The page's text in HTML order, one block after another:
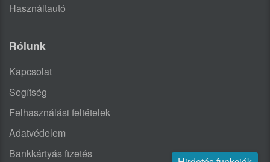
Használtautó
Rólunk
Kapcsolat
Segítség
Felhasználási feltételek
Adatvédelem
Bankkártyás fizetés